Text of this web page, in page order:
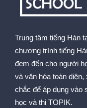
Trung tâm tiếng Hàn
chương trình tiếng
đem đến cho người
và văn hóa toàn
chắc để áp dụng vào
học và thi TOPIK.